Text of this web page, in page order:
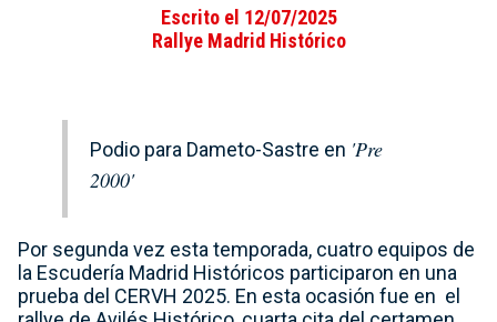
Escrito el 12/07/2025
Rallye Madrid Histórico
Podio para Dameto-Sastre en 'Pre
2000'
Por segunda vez esta temporada, cuatro equipos de
la Escudería Madrid Históricos participaron en una
prueba del CERVH 2025. En esta ocasión fue en el